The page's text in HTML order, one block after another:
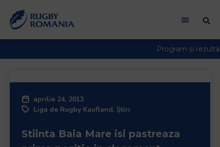
in
aprilie 24, 2013
Liga de Rugby Kaufland, Știri
Stiinta Baia Mare isi pastreaza